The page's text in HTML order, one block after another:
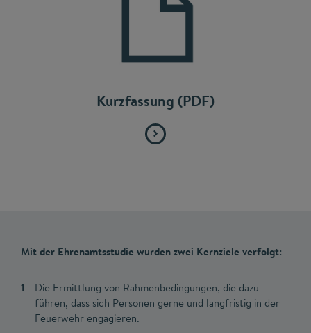
Kurzfassung (PDF)
Mit der Ehrenamtsstudie wurden zwei Kernziele verfolgt:
Die Ermittlung von Rahmenbedingungen, die dazu
führen, dass sich Personen gerne und langfristig in der
Feuerwehr engagieren.